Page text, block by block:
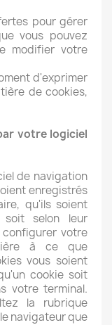
pour gérer
vous pouvez
modifier votre
d'exprimer
de cookies,
votre logiciel
de navigation
enregistrés
qu'ils soient
soit selon leur
configurer votre
à ce que
vous soient
cookie soit
votre terminal.
la rubrique
navigateur que